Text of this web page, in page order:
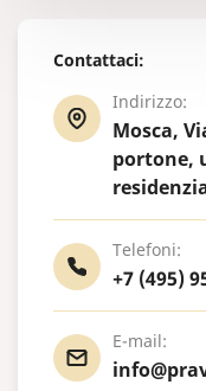
Contattaci:
Indirizzo:
Mosca,
portone,
Telefoni:
+7 (495)
E-mail: